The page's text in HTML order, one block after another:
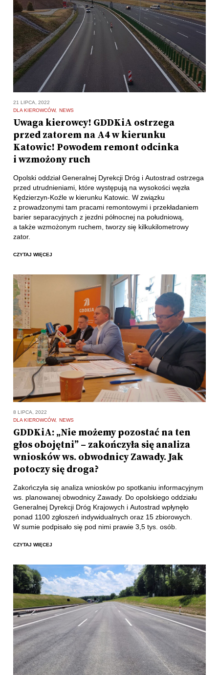
21 LIPCA, 2022
DLA KIEROWCÓW
NEWS
Uwaga kierowcy! GDDKiA ostrzega
przed zatorem na A4 w kierunku
Katowic! Powodem remont odcinka
i wzmożony ruch
Opolski oddział Generalnej Dyrekcji Dróg i Autostrad ostrzega
przed utrudnieniami, które występują na wysokości węzła
Kędzierzyn-Koźle w kierunku Katowic. W związku
z prowadzonymi tam pracami remontowymi i przekładaniem
barier separacyjnych z jezdni północnej na południową,
a także wzmożonym ruchem, tworzy się kilkukilometrowy
zator.
CZYTAJ WIĘCEJ
8 LIPCA, 2022
DLA KIEROWCÓW
NEWS
GDDKiA: „Nie możemy pozostać na ten
głos obojętni” – zakończyła się analiza
wniosków ws. obwodnicy Zawady. Jak
potoczy się droga?
Zakończyła się analiza wniosków po spotkaniu informacyjnym
ws. planowanej obwodnicy Zawady. Do opolskiego oddziału
Generalnej Dyrekcji Dróg Krajowych i Autostrad wpłynęło
ponad 1100 zgłoszeń indywidualnych oraz 15 zbiorowych.
W sumie podpisało się pod nimi prawie 3,5 tys. osób.
CZYTAJ WIĘCEJ